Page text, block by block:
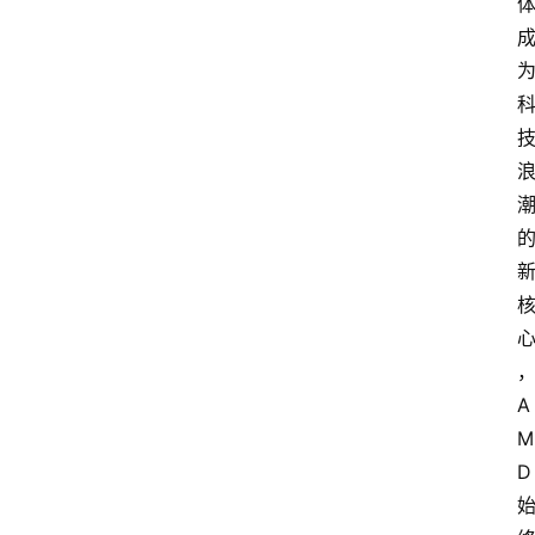
成
为
科
技
浪
潮
的
新
核
心
，
A
M
D
始